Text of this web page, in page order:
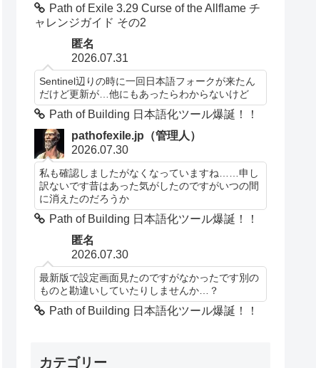
Path of Exile 3.29 Curse of the Allflame チ
ャレンジガイド その2
匿名
2026.07.31
Sentinel辺りの時に一回日本語フォークが来たん
だけど更新が…他にもあったらわからないけど
Path of Building 日本語化ツール爆誕！！
pathofexile.jp（管理人）
2026.07.30
私も確認しましたがなくなっていますね……申し
訳ないです昔はあった気がしたのですがいつの間
に消えたのだろうか
Path of Building 日本語化ツール爆誕！！
匿名
2026.07.30
最新版で設定画面見たのですがなかったです別の
ものと勘違いしていたりしませんか…？
Path of Building 日本語化ツール爆誕！！
カテゴリー